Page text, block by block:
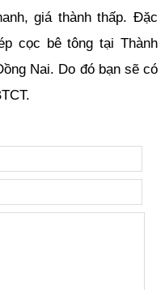
giá thành thấp. Đặc
cọc bê tông tại Thành
Nai. Do đó bạn sẽ có